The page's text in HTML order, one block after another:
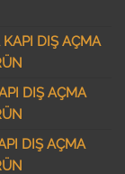
DIŞ AÇMA
DIŞ AÇMA
DIŞ AÇMA